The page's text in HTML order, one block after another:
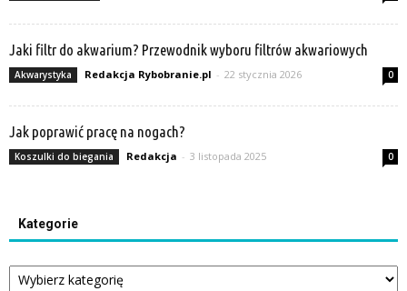
Jaki filtr do akwarium? Przewodnik wyboru filtrów akwariowych
Akwarystyka Redakcja Rybobranie.pl - 22 stycznia 2026 0
Jak poprawić pracę na nogach?
Koszulki do biegania Redakcja - 3 listopada 2025 0
Kategorie
Kategorie